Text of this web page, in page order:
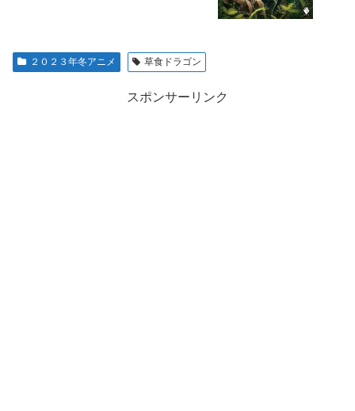
２０２３年冬アニメ 草食ドラゴン
スポンサーリンク